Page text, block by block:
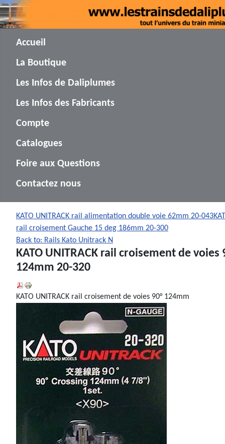
Accueil
La Boutique
Les Infos de Daliplumes
Les Infos des Fabricants
Compte
Catalogues
Foire aux Questions
Contactez nous
KATO UNITRACK rail alimentation double voie 62mm 20-043
rail croisement Gauche 15 deg 186mm 20-300
Back to: Rails Kato Unitrack N
KATO UNITRACK rail croisement de voies
124mm 20-320
KATO UNITRACK rail croisement de voies 90° 124mm